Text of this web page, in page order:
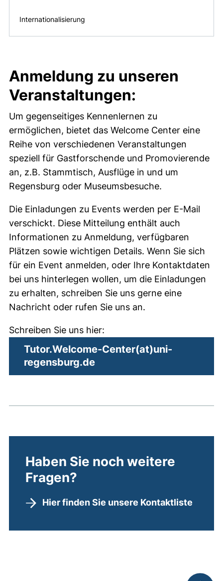
Internationalisierung
Anmeldung zu unseren
Veranstaltungen:
Um gegenseitiges Kennenlernen zu
ermöglichen, bietet das Welcome Center eine
Reihe von verschiedenen Veranstaltungen
speziell für Gastforschende und Promovierende
an, z.B. Stammtisch, Ausflüge in und um
Regensburg oder Museumsbesuche.
Die Einladungen zu Events werden per E-Mail
verschickt. Diese Mitteilung enthält auch
Informationen zu Anmeldung, verfügbaren
Plätzen sowie wichtigen Details. Wenn Sie sich
für ein Event anmelden, oder Ihre Kontaktdaten
bei uns hinterlegen wollen, um die Einladungen
zu erhalten, schreiben Sie uns gerne eine
Nachricht oder rufen Sie uns an.
Schreiben Sie uns hier:
Tutor.Welcome-Center​(at)​uni-
regensburg.de(öffnet Ihr E-Mail-
Haben Sie noch weitere
Fragen?
Hier finden Sie unsere Kontaktliste